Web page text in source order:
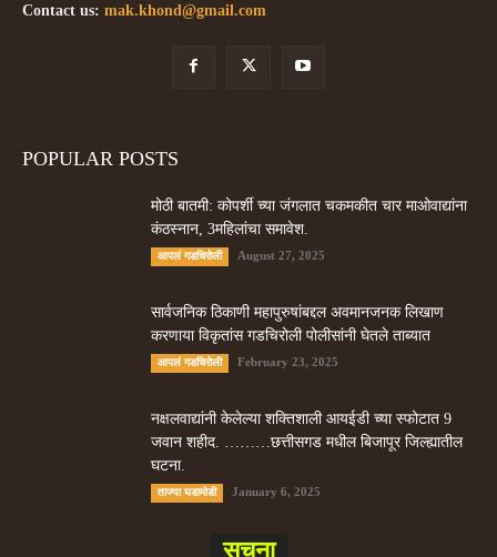
Contact us: mak.khond@gmail.com
POPULAR POSTS
मोठी बातमी: कोपर्शी च्या जंगलात चकमकीत चार माओवाद्यांना
कंठस्नान, 3महिलांचा समावेश.
आपलं गडचिरोली August 27, 2025
सार्वजनिक ठिकाणी महापुरुषांबद्दल अवमानजनक लिखाण
करणा­या विकृतांस गडचिरोली पोलीसांनी घेतले ताब्यात
आपलं गडचिरोली February 23, 2025
नक्षलवाद्यांनी केलेल्या शक्तिशाली आयईडी च्या स्फोटात 9
जवान शहीद. ………छत्तीसगड मधील बिजापूर जिल्ह्यातील
घटना.
ताज्या घडामोडी January 6, 2025
सूचना